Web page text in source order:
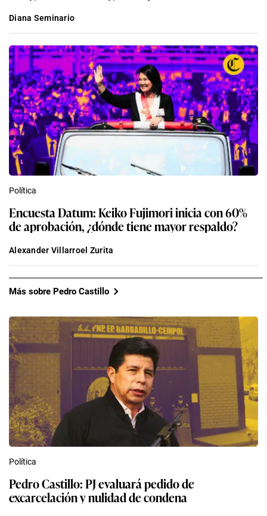
Diana Seminario
Política
Encuesta Datum: Keiko Fujimori inicia con 60%
de aprobación, ¿dónde tiene mayor respaldo?
Alexander Villarroel Zurita
Más sobre Pedro Castillo
Política
Pedro Castillo: PJ evaluará pedido de
excarcelación y nulidad de condena